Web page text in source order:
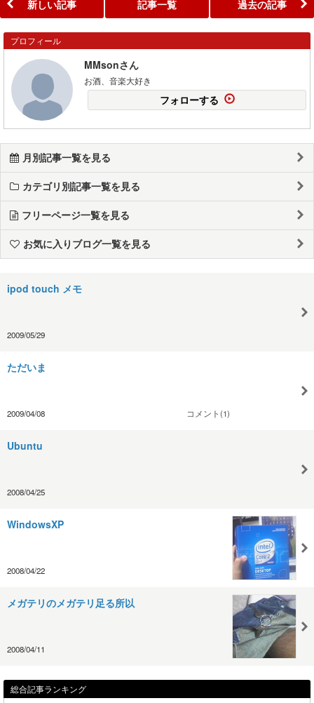
新しい記事 記事一覧 過去の記事
プロフィール
MMsonさん
お酒、音楽大好き
フォローする
月別記事一覧を見る
カテゴリ別記事一覧を見る
フリーページ一覧を見る
お気に入りブログ一覧を見る
ipod touch メモ
2009/05/29
ただいま
2009/04/08 コメント(1)
Ubuntu
2008/04/25
WindowsXP
2008/04/22
メガテリのメガテリ足る所以
2008/04/11
総合記事ランキング